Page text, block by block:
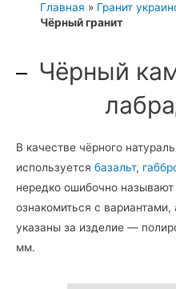
Главная » Гранит
Чёрный гранит
Чёрный
В качестве чёрного
используется базальт,
нередко ошибочно
ознакомиться с
указаны за изделие —
мм.